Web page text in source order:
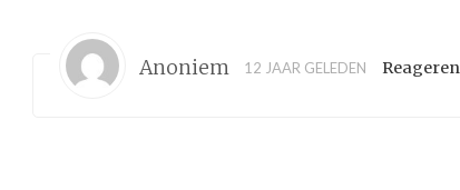
Anoniem 12 JAAR GELEDEN Reageren